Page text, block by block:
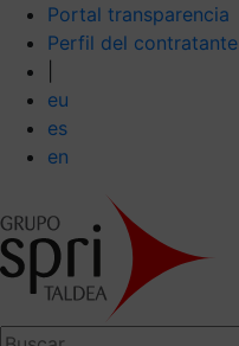
Portal transparencia
Perfil del contratante
eu
es
en